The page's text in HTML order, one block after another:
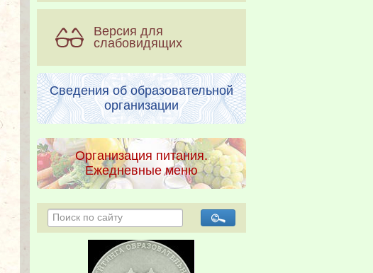
Версия для
слабовидящих
Сведения об образовательной
организации
Организация питания.
Ежедневные меню